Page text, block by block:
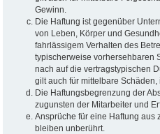
Gewinn.
Die Haftung ist gegenüber
von Leben, Körper und
fahrlässigem Verhalten des
typischerweise vorhersehbaren
nach auf die vertragstypischen
gilt auch für mittelbare
Die Haftungsbegrenzung der
zugunsten der Mitarbeiter und
Ansprüche für eine Haftung aus
bleiben unberührt.